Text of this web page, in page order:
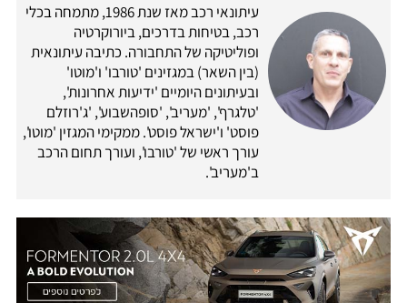
עיתונאי רכב מאז שנת 1986, מתמחה בכלי
רכב, בטיחות בדרכים, ביורוקרטיה
ופוליטיקה של התחבורה. כתיבה עיתונאית
(בין השאר) במגזינים 'טורבו' ו'מוטו'
ובעיתונים היומיים 'ידיעות אחרונות',
'טלגרף', 'מעריב', 'סופהשבוע', 'ג'רוזלם
פוסט' ו'ישראל פוסט'. ממקימי המגזין 'מוטו',
עורך ראשי של 'טורבו', ועורך תחום הרכב
ב'מעריב'.